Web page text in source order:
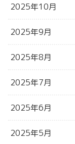
2025年10月
2025年9月
2025年8月
2025年7月
2025年6月
2025年5月